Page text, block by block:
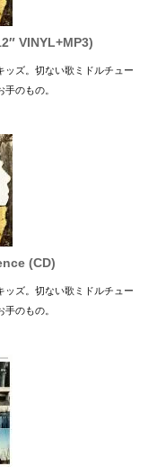
VINYL+MP3)
ッズ。切ない歌ミドルチュー
のもの。
(CD)
ッズ。切ない歌ミドルチュー
のもの。